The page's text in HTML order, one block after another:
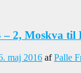
2, Moskva til
maj 2016 afPalle